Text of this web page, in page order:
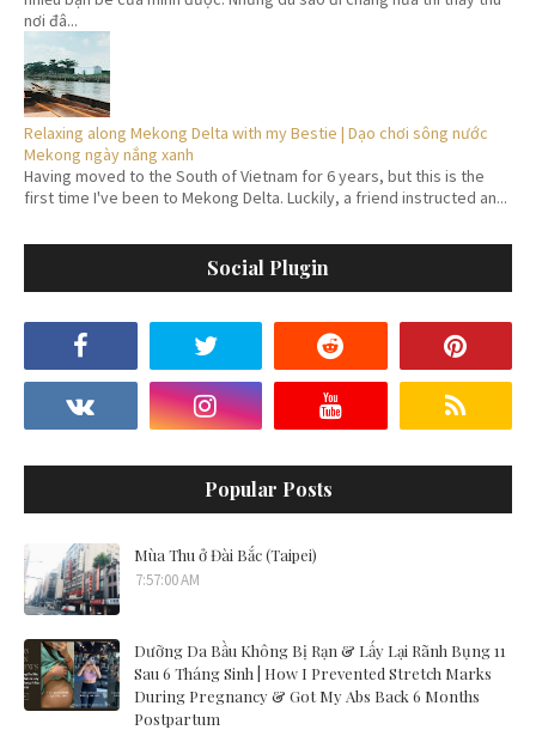
nơi đâ...
Relaxing along Mekong Delta with my Bestie | Dạo chơi sông nước
Mekong ngày nắng xanh
Having moved to the South of Vietnam for 6 years, but this is the
first time I've been to Mekong Delta. Luckily, a friend instructed an...
Social Plugin
Popular Posts
Mùa Thu ở Đài Bắc (Taipei)
7:57:00 AM
Dưỡng Da Bầu Không Bị Rạn & Lấy Lại Rãnh Bụng 11
Sau 6 Tháng Sinh | How I Prevented Stretch Marks
During Pregnancy & Got My Abs Back 6 Months
Postpartum